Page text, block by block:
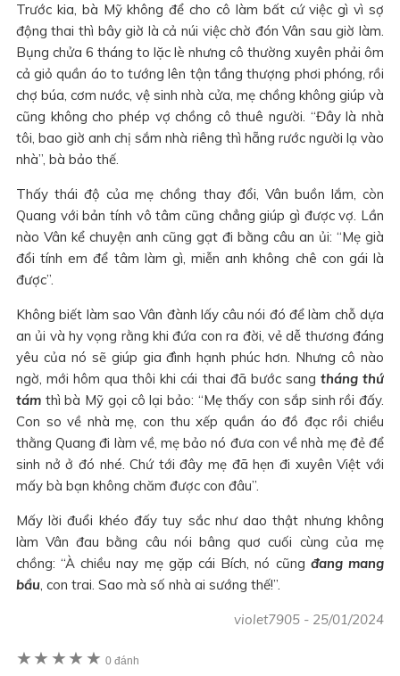
Trước kia, bà Mỹ không để cho cô làm bất cứ việc gì vì sợ
động thai thì bây giờ là cả núi việc chờ đón Vân sau giờ làm.
Bụng chửa 6 tháng to lặc lè nhưng cô thường xuyên phải ôm
cả giỏ quần áo to tướng lên tận tầng thượng phơi phóng, rồi
chợ búa, cơm nước, vệ sinh nhà cửa, mẹ chồng không giúp và
cũng không cho phép vợ chồng cô thuê người. “Đây là nhà
tôi, bao giờ anh chị sắm nhà riêng thì hẵng rước người lạ vào
nhà”, bà bảo thế.
Thấy thái độ của mẹ chồng thay đổi, Vân buồn lắm, còn
Quang với bản tính vô tâm cũng chẳng giúp gì được vợ. Lần
nào Vân kể chuyện anh cũng gạt đi bằng câu an ủi: “Mẹ già
đổi tính em để tâm làm gì, miễn anh không chê con gái là
được”.
Không biết làm sao Vân đành lấy câu nói đó để làm chỗ dựa
an ủi và hy vọng rằng khi đứa con ra đời, vẻ dễ thương đáng
yêu của nó sẽ giúp gia đình hạnh phúc hơn. Nhưng cô nào
ngờ, mới hôm qua thôi khi cái thai đã bước sang tháng thứ
támthì bà Mỹ gọi cô lại bảo: “Mẹ thấy con sắp sinh rồi đấy.
Con so về nhà mẹ, con thu xếp quần áo đồ đạc rồi chiều
thằng Quang đi làm về, mẹ bảo nó đưa con về nhà mẹ đẻ để
sinh nở ở đó nhé. Chứ tới đây mẹ đã hẹn đi xuyên Việt với
mấy bà bạn không chăm được con đâu”.
Mấy lời đuổi khéo đấy tuy sắc như dao thật nhưng không
làm Vân đau bằng câu nói bâng quơ cuối cùng của mẹ
chồng: “À chiều nay mẹ gặp cái Bích, nó cũng đang mang
bầu, con trai. Sao mà số nhà ai sướng thế!”.
violet7905 - 25/01/2024
★ ★ ★ ★ ★ 0 đánh